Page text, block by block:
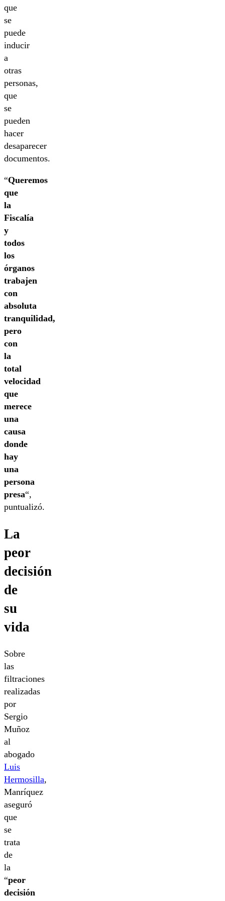
que
se
puede
inducir
a
otras
personas,
que
se
pueden
hacer
desaparecer
documentos.
“Queremos
que
la
Fiscalía
y
todos
los
órganos
trabajen
con
absoluta
tranquilidad,
pero
con
la
total
velocidad
que
merece
una
causa
donde
hay
una
persona
presa“,
puntualizó.
La
peor
decisión
de
su
vida
Sobre
las
filtraciones
realizadas
por
Sergio
Muñoz
al
abogado
Luis
Hermosilla,
Manríquez
aseguró
que
se
trata
de
la
“peor
decisión